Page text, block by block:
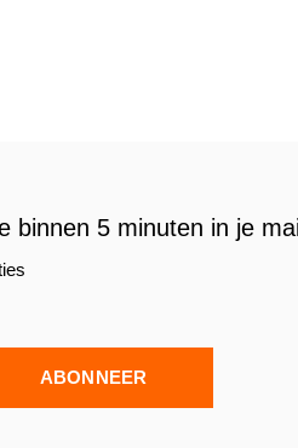
binnen 5 minuten in je
ABONNEER